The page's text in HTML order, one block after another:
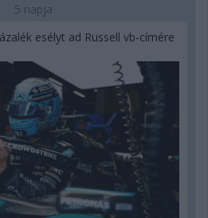
5 napja
esélyt ad Russell vb-címére